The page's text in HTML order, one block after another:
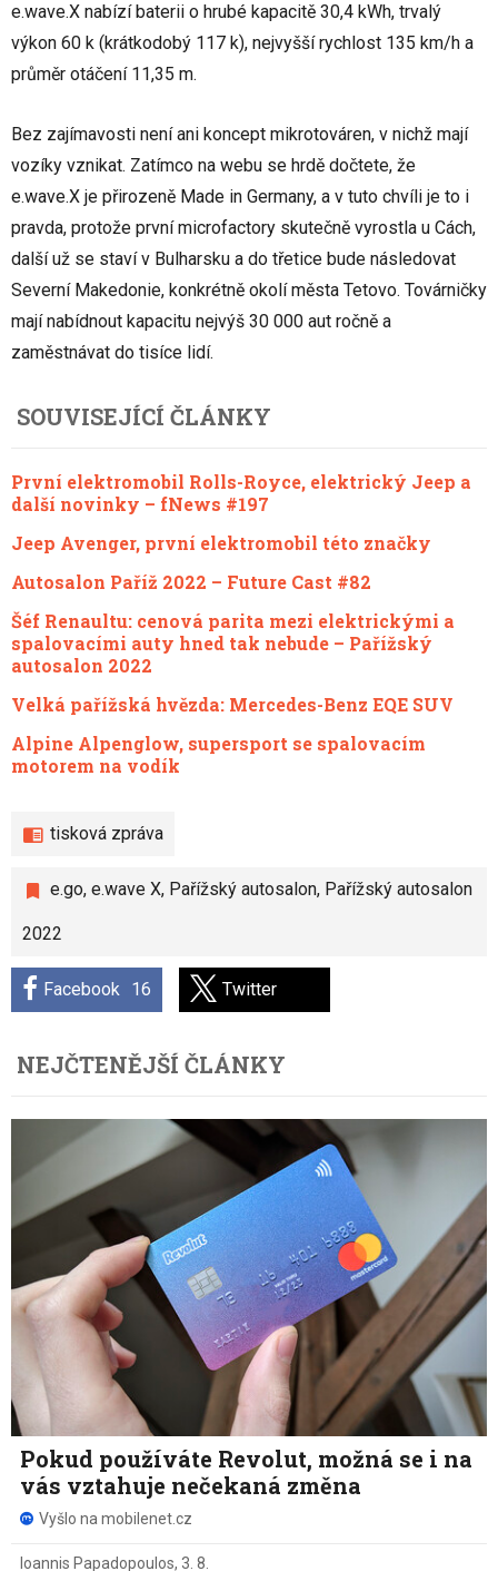
e.wave.X nabízí baterii o hrubé kapacitě 30,4 kWh, trvalý
výkon 60 k (krátkodobý 117 k), nejvyšší rychlost 135 km/h a
průměr otáčení 11,35 m.
Bez zajímavosti není ani koncept mikrotováren, v nichž mají
vozíky vznikat. Zatímco na webu se hrdě dočtete, že
e.wave.X je přirozeně Made in Germany, a v tuto chvíli je to i
pravda, protože první microfactory skutečně vyrostla u Cách,
další už se staví v Bulharsku a do třetice bude následovat
Severní Makedonie, konkrétně okolí města Tetovo. Továrničky
mají nabídnout kapacitu nejvýš 30 000 aut ročně a
zaměstnávat do tisíce lidí.
tisková zpráva
e.go, e.wave X, Pařížský autosalon, Pařížský autosalon
2022
Facebook 16 Twitter
SOUVISEJÍCÍ ČLÁNKY
První elektromobil Rolls-Royce, elektrický Jeep a
další novinky – fNews #197
Jeep Avenger, první elektromobil této značky
Autosalon Paříž 2022 – Future Cast #82
Šéf Renaultu: cenová parita mezi elektrickými a
spalovacími auty hned tak nebude – Pařížský
autosalon 2022
Velká pařížská hvězda: Mercedes-Benz EQE SUV
Alpine Alpenglow, supersport se spalovacím
motorem na vodík
NEJČTENĚJŠÍ ČLÁNKY
Pokud používáte Revolut, možná se i na
vás vztahuje nečekaná změna
Vyšlo na mobilenet.cz
Ioannis Papadopoulos, 3. 8.